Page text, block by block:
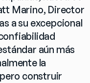
Marino, Director
a su excepcional
aún más
la
construir